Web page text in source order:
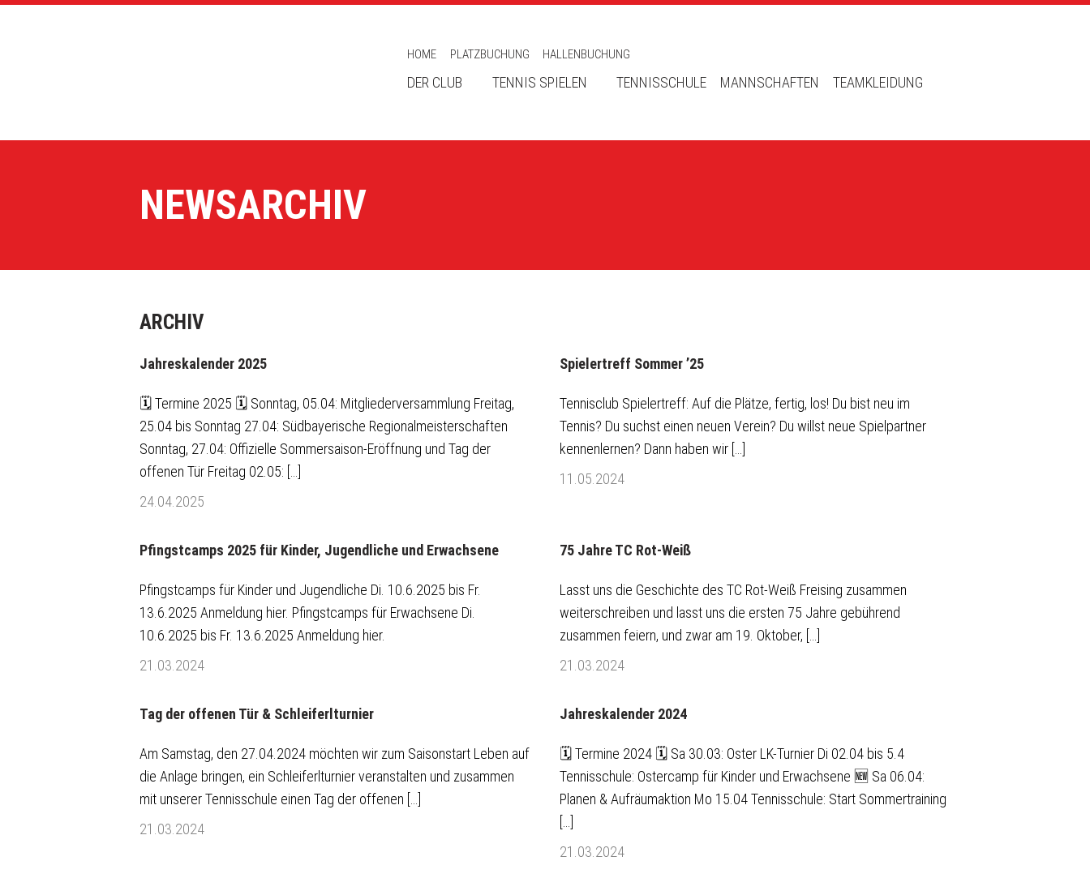
HOME PLATZBUCHUNG HALLENBUCHUNG
DER CLUB TENNIS SPIELEN TENNISSCHULE MANNSCHAFTEN TEAMKLEIDUNG
NEWSARCHIV
ARCHIV
Jahreskalender 2025
🗓️ Termine 2025 🗓️ Sonntag, 05.04: Mitgliederversammlung Freitag,
25.04 bis Sonntag 27.04: Südbayerische Regionalmeisterschaften
Sonntag, 27.04: Offizielle Sommersaison-Eröffnung und Tag der
offenen Tür Freitag 02.05: […]
24.04.2025
Spielertreff Sommer ’25
Tennisclub Spielertreff: Auf die Plätze, fertig, los! Du bist neu im
Tennis? Du suchst einen neuen Verein? Du willst neue Spielpartner
kennenlernen? Dann haben wir […]
11.05.2024
Pfingstcamps 2025 für Kinder, Jugendliche und Erwachsene
Pfingstcamps für Kinder und Jugendliche Di. 10.6.2025 bis Fr.
13.6.2025 Anmeldung hier. Pfingstcamps für Erwachsene Di.
10.6.2025 bis Fr. 13.6.2025 Anmeldung hier.
21.03.2024
75 Jahre TC Rot-Weiß
Lasst uns die Geschichte des TC Rot-Weiß Freising zusammen
weiterschreiben und lasst uns die ersten 75 Jahre gebührend
zusammen feiern, und zwar am 19. Oktober, […]
21.03.2024
Tag der offenen Tür & Schleiferlturnier
Am Samstag, den 27.04.2024 möchten wir zum Saisonstart Leben auf
die Anlage bringen, ein Schleiferlturnier veranstalten und zusammen
mit unserer Tennisschule einen Tag der offenen […]
21.03.2024
Jahreskalender 2024
🗓️ Termine 2024 🗓️ Sa 30.03: Oster LK-Turnier Di 02.04 bis 5.4
Tennisschule: Ostercamp für Kinder und Erwachsene 🆕 Sa 06.04:
Planen & Aufräumaktion Mo 15.04 Tennisschule: Start Sommertraining
[…]
21.03.2024